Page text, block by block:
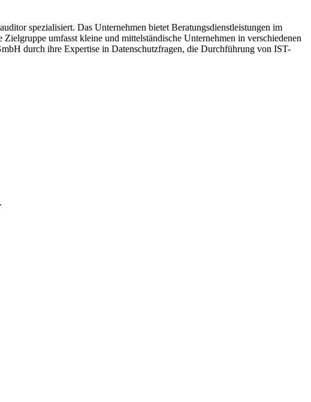
spezialisiert. Das Unternehmen bietet Beratungsdienstleistungen im
umfasst kleine und mittelständische Unternehmen in verschiedenen
durch ihre Expertise in Datenschutzfragen, die Durchführung von IST-